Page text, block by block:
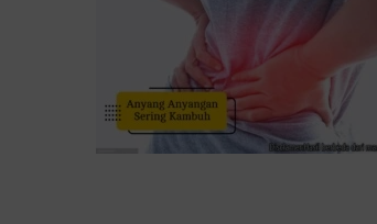
Anyang anyangan
Tidak Sembuh? Ini
Penyebab dan